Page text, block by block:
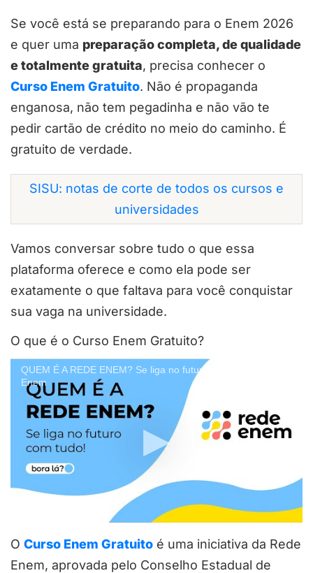
Se você está se preparando para o Enem 2026
e quer uma preparação completa, de qualidade
e totalmente gratuita, precisa conhecer o
Curso Enem Gratuito. Não é propaganda
enganosa, não tem pegadinha e não vão te
pedir cartão de crédito no meio do caminho. É
gratuito de verdade.
SISU: notas de corte de todos os cursos e
universidades
Vamos conversar sobre tudo o que essa
plataforma oferece e como ela pode ser
exatamente o que faltava para você conquistar
sua vaga na universidade.
O que é o Curso Enem Gratuito?
QUEM É A REDE ENEM? Se liga no futuro com tudo! | Rede
Enem
O Curso Enem Gratuito é uma iniciativa da Rede
Enem, aprovada pelo Conselho Estadual de